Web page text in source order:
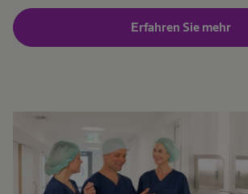
Erfahren Sie mehr